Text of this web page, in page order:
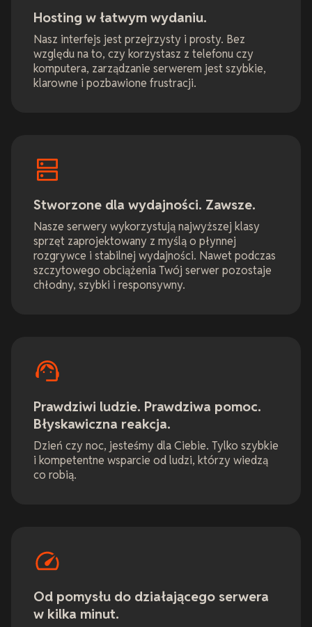
Hosting w łatwym wydaniu.
Nasz interfejs jest przejrzysty i prosty. Bez
względu na to, czy korzystasz z telefonu czy
komputera, zarządzanie serwerem jest szybkie,
klarowne i pozbawione frustracji.
Stworzone dla wydajności. Zawsze.
Nasze serwery wykorzystują najwyższej klasy
sprzęt zaprojektowany z myślą o płynnej
rozgrywce i stabilnej wydajności. Nawet podczas
szczytowego obciążenia Twój serwer pozostaje
chłodny, szybki i responsywny.
Prawdziwi ludzie. Prawdziwa pomoc.
Błyskawiczna reakcja.
Dzień czy noc, jesteśmy dla Ciebie. Tylko szybkie
i kompetentne wsparcie od ludzi, którzy wiedzą
co robią.
Od pomysłu do działającego serwera
w kilka minut.